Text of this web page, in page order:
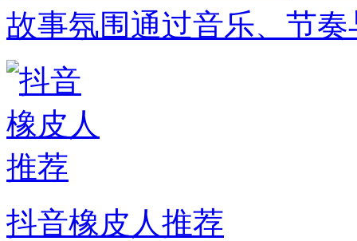
故事氛围通过音乐、节
抖音橡皮人推荐